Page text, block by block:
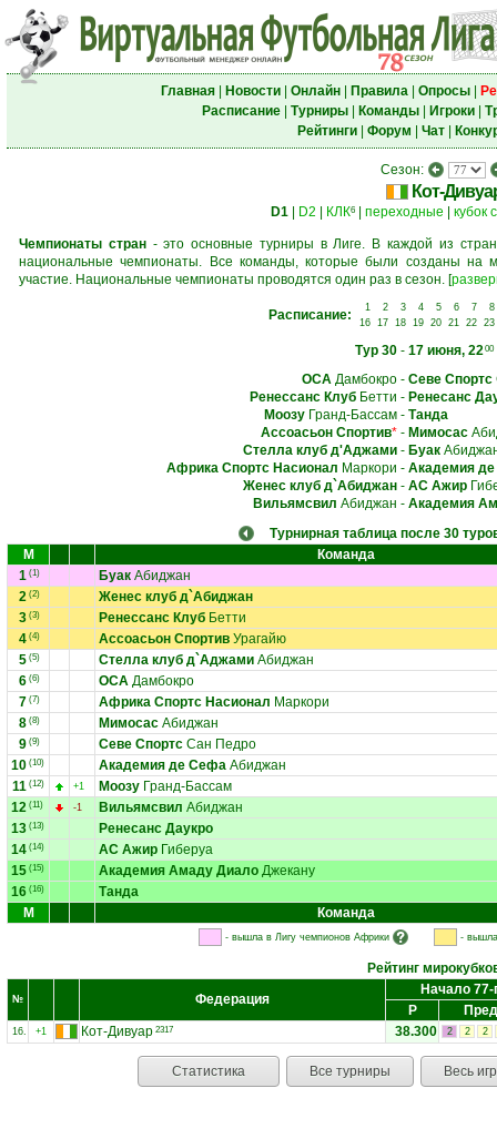
Главная| Новости| Онлайн| Правила| Опросы|
Расписание| Турниры| Команды| Игроки|
Рейтинги| Форум Чат|
Сезон:
Кот-
D1 D2 КЛК6 переходные кубок
Чемпионаты стран- это основные турниры в Лиге. В каждой из
национальные чемпионаты. Все команды, которые были созданы на
участие. Национальные чемпионаты проводятся один раз в сезон. [
Расписание: 1 2 3 4 5 6 7
8
16
17 18 19 20 21 22 23
Тур 30- 17 июня, 2200
ОСАДамбокро- Севе Спортс
Ренессанс КлубБетти - Ренесанс
МоозуГранд-Бассам- Танда
Ассоасьон Спортив*- Мимосас
Стелла клуб д'Аджами- Буак
Африка Спортс Насионал Маркори - Академия
Женес клуб д`Абиджан- АС Ажир
Вильямсвил Абиджан - Академия
Турнирная таблица после 30
М
Команда
1 (1) Буак Абиджан
2 (2)
Женес клуб д`Абиджан
3 (3) Ренессанс Клуб Бетти
4 (4) Ассоасьон Спортив Урагайю
5 (5) Стелла клуб д`Аджами Абиджан
6 (6) ОСА Дамбокро
7 (7) Африка Спортс Насионал Маркори
8 (8) Мимосас Абиджан
9 (9) Севе Спортс Сан Педро
10 (10) Академия де Сефа Абиджан
11 (12) +1 Моозу Гранд-Бассам
12 (11) -1 Вильямсвил Абиджан
13 (13)
Ренесанс Даукро
14 (14) АС Ажир Гиберуа
15 (15) Академия Амаду Диало Джекану
16 (16)
Танда
М
Команда
- вышла в Лигу чемпионов Африки -
Рейтинг
№ Федерация
Начало 77-
Р
16. +1 Кот-Дивуар 2317 38.300 2 2 2
Статистика Все турниры Весь